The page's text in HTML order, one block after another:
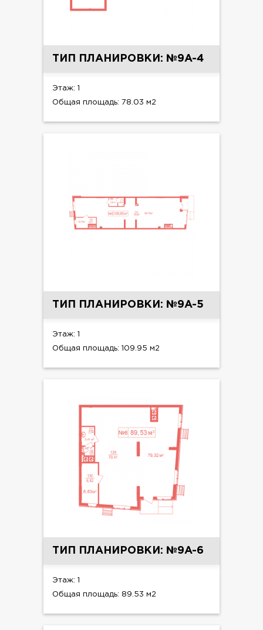
ТИП ПЛАНИРОВКИ: №9A-4
Этаж: 1
Общая площадь: 78.03 м2
ТИП ПЛАНИРОВКИ: №9A-5
Этаж: 1
Общая площадь: 109.95 м2
ТИП ПЛАНИРОВКИ: №9A-6
Этаж: 1
Общая площадь: 89.53 м2